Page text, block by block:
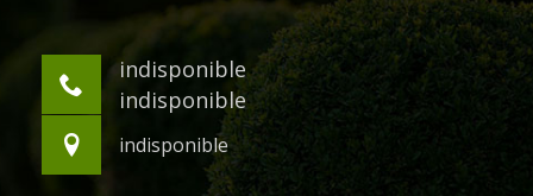
indisponible
indisponible
indisponible